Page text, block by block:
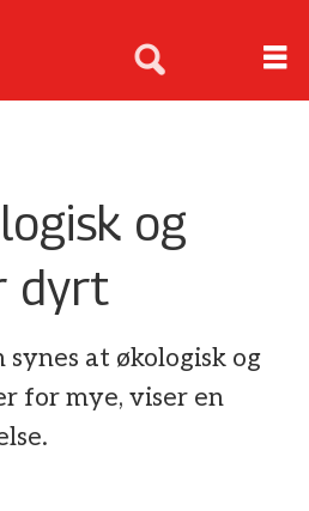
og
dyrt
at økologisk og
for mye, viser en